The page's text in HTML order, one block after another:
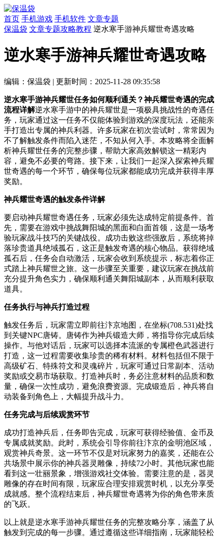
首页 手机游戏 手机软件 文章专题
保温袋 文章专题攻略教程 逆水寒手游神兵耀世奇遇攻略
逆水寒手游神兵耀世奇遇攻略
编辑：保温袋 | 更新时间：2025-11-28 09:35:58
逆水寒手游神兵耀世任务如何顺利通关？神兵耀世奇遇的完成
流程详解逆水寒手游中的神兵耀世是一项极具挑战性的奇遇任
务，玩家通过这一任务不仅能体验到游戏的深度玩法，还能亲
手打造出专属的神兵利器。许多玩家在初次尝试时，常常因为
不了解触发条件而陷入迷茫，不知从何入手。本攻略将全面解
析神兵耀世任务的完整步骤，帮助大家高效解锁这一精彩内
容，避免不必要的弯路。接下来，让我们一起深入探索神兵耀
世奇遇的每一个环节，确保每位玩家都能成功完成并获得丰厚
奖励。
神兵耀世奇遇的触发条件详解
要启动神兵耀世奇遇任务，玩家必须先达成特定前提条件。首
先，需要在游戏中挑战舞阳城的黑面和白面首领，这是一场考
验玩家战斗技巧的关键战役。成功击败这些强敌后，系统将掉
落珍贵道具绝域孤石，这正是触发奇遇的核心物品。获得绝域
孤石后，任务会自动激活，玩家会收到系统提示，标志着你正
式踏上神兵耀世之旅。这一步骤至关重要，建议玩家在挑战前
充分提升角色实力，确保顺利通关舞阳城副本，从而顺利获取
道具。
任务执行与神兵打造过程
触发任务后，玩家需立即前往汴京地图，在坐标(708.531)处找
到关键NPC唐铸。唐铸作为神兵锻造大师，将指导你完成后续
操作。与他对话后，玩家可以选择本流派的专属橙色武器进行
打造，这一过程需要收集珍贵的稀有材料。材料包括但不限于
高级矿石、特殊符文和灵魂碎片，玩家可通过日常副本、活动
奖励或交易市场获取。打造神兵时，务必注意材料的品质和数
量，确保一次性成功，避免浪费资源。完成锻造后，神兵将自
动装备到角色上，大幅提升战斗力。
任务完成与后续观赏环节
成功打造神兵后，任务即告完成，玩家可获得经验值、金币及
专属成就奖励。此时，系统会引导你前往汴京的金明池区域，
观赏神兵奇景。这一环节不仅是对玩家努力的嘉奖，还能在公
共场景中展示你的神兵器灵雕像，持续72小时。其他玩家也能
看到这一壮丽景象，增强游戏社交体验。需要注意的是，器灵
雕像的存在时间有限，玩家应合理安排观赏时机，以充分享受
成就感。整个流程结束后，神兵耀世奇遇将为你的角色带来质
的飞跃。
以上就是逆水寒手游神兵耀世任务的完整攻略分享，涵盖了从
触发到完成的每一步骤。通过遵循这些详细指南，玩家能轻松